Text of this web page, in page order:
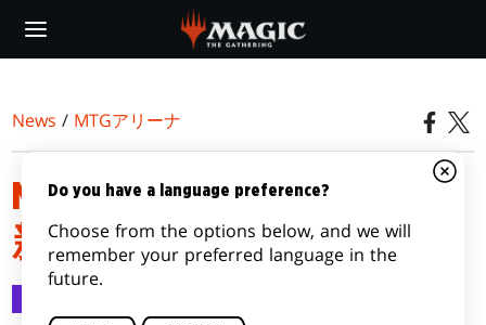
main
News / MTGアリーナ
MTGアリーナ：ゲーム更
新情報2025（春）
Do you have a language preference?
Choose from the options below, and we will
remember your preferred language in the
future.